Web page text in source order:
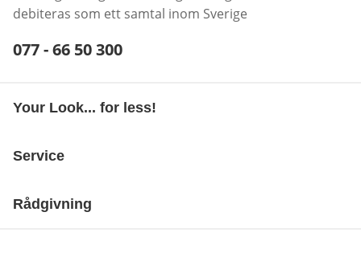
debiteras som ett samtal inom Sverige
Telefonnummer:
077 - 66 50 300
Your Look... for less!
Service
Rådgivning